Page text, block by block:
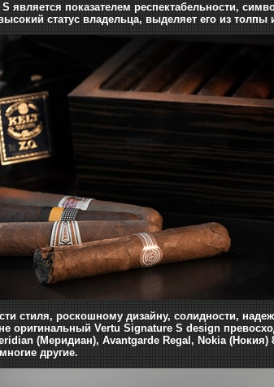
является показателем респектабельности,
статус владельца, выделяет его из
стиля, роскошному дизайну, солидности,
оригинальный Vertu Signature S design
(Меридиан), Avantgarde Regal, Nokia
другие.